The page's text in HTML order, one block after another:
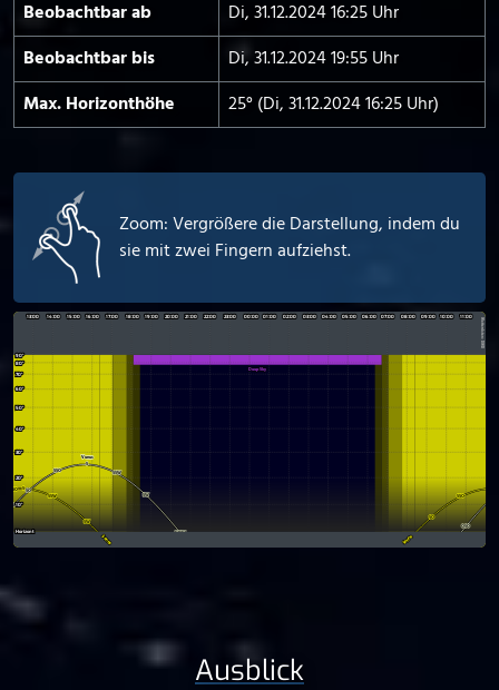
Beobachtbar ab
Di, 31.12.2024 16:25 Uhr
Beobachtbar bis
Di, 31.12.2024 19:55 Uhr
Max. Horizont­höhe
25° (Di, 31.12.2024 16:25 Uhr)
Zoom: Vergrößere die Darstellung, indem du
sie mit zwei Fingern aufziehst.
Ausblick